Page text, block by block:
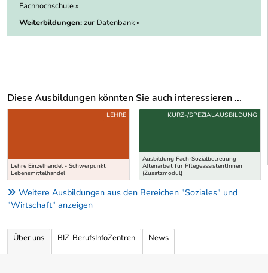
Fachhochschule »
Weiterbildungen:zur Datenbank »
Diese Ausbildungen könnten Sie auch interessieren ...
Uber weitere Ausbildungsvorschläge
Lehre Einzelhandel - Schwerpunkt
Lebensmittelhandel
LEHRE
Ausbildung Fach-Sozialbetreuung
Altenarbeit für PflegeassistentInnen
(Zusatzmodul)
KURZ-/SPEZIALAUSBILDUNG
Weitere Ausbildungen aus den Bereichen "Soziales" und
"Wirtschaft" anzeigen
Über uns BIZ-BerufsInfoZentren News